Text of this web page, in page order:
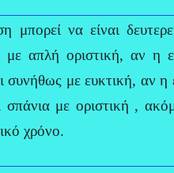
μπορεί να είναι
με απλή οριστική, αν η
με ευκτική, αν η
σπάνια με οριστική ,
χρόνo.